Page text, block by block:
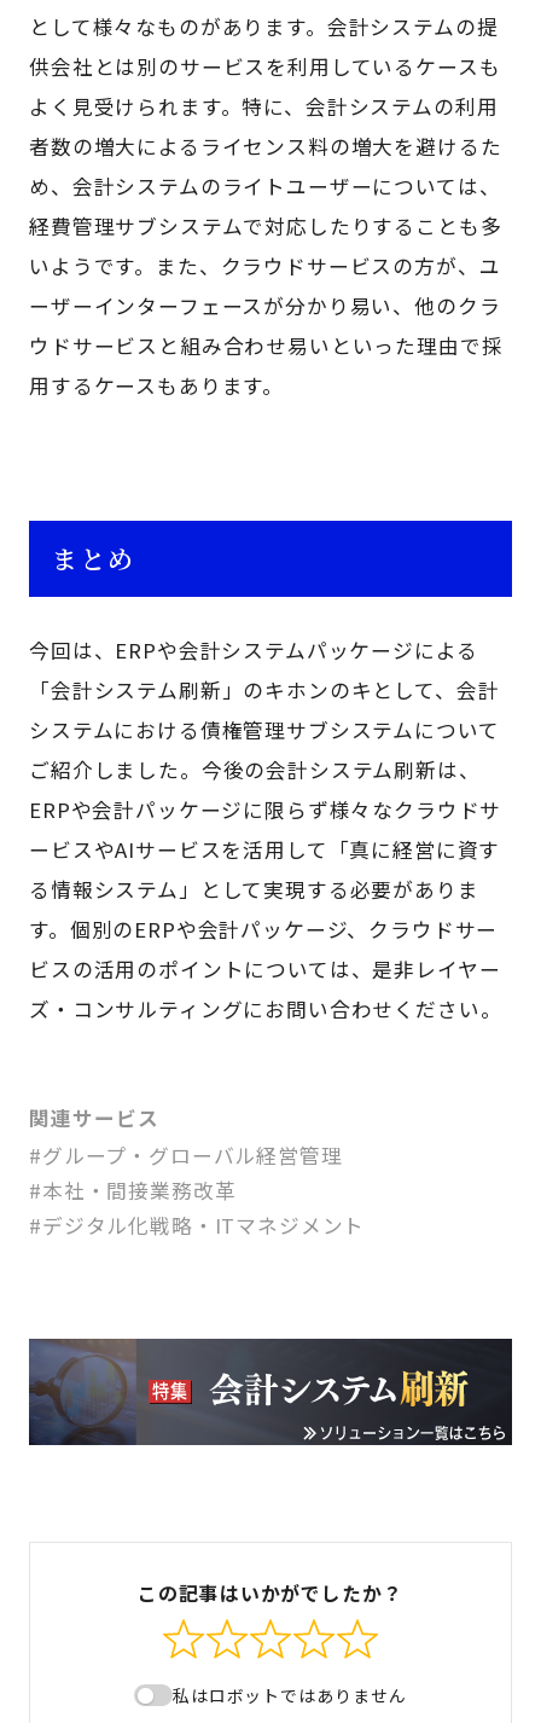
として様々なものがあります。会計システムの提
供会社とは別のサービスを利用しているケースも
よく見受けられます。特に、会計システムの利用
者数の増大によるライセンス料の増大を避けるた
め、会計システムのライトユーザーについては、
経費管理サブシステムで対応したりすることも多
いようです。また、クラウドサービスの方が、ユ
ーザーインターフェースが分かり易い、他のクラ
ウドサービスと組み合わせ易いといった理由で採
用するケースもあります。
まとめ
今回は、ERPや会計システムパッケージによる
「会計システム刷新」のキホンのキとして、会計
システムにおける債権管理サブシステムについて
ご紹介しました。今後の会計システム刷新は、
ERPや会計パッケージに限らず様々なクラウドサ
ービスやAIサービスを活用して「真に経営に資す
る情報システム」として実現する必要がありま
す。個別のERPや会計パッケージ、クラウドサー
ビスの活用のポイントについては、是非レイヤー
ズ・コンサルティングにお問い合わせください。
関連サービス
#グループ・グローバル経営管理
#本社・間接業務改革
#デジタル化戦略・ITマネジメント
この記事はいかがでしたか？
私はロボットではありません